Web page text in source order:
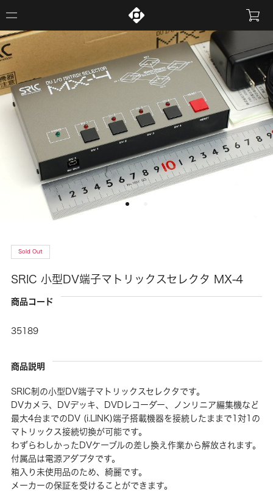
Sold Out
SRIC 小型DV端子マトリックスセレクタ MX-4
商品コード
35189
商品説明
SRIC制の小型DV端子マトリックスセレクタです。
DVカメラ、DVデッキ、DVDレコーダー、ノンリニア編集機など
最大4台までのDV (i.LINK)端子搭載機器を接続したままで1対1の
マトリックス接続切換が可能です。
わずらわしかったDVケーブルの差し換え作業から解放されます。
付属品は電源アダプタです。
箱入り未使用品のため、綺麗です。
メーカーの保証を受けることができます。